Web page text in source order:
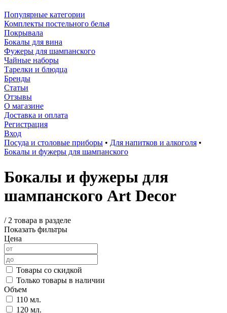
Популярные категории
Комплекты постельного белья
Покрывала
Бокалы для вина
Фужеры для шампанского
Чайные наборы
Тарелки и блюдца
Бренды
Статьи
Отзывы
О магазине
Доставка и оплата
Регистрация
Вход
Посуда и столовые приборы • Для напитков и алкоголя •
Бокалы и фужеры для шампанского
Бокалы и фужеры для
шампанского Art Decor
/ 2 товара в разделе
Показать фильтры
Цена
Товары со скидкой
Только товары в наличии
Объем
110 мл.
120 мл.